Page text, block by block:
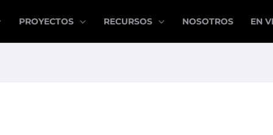
PROYECTOS RECURSOS NOSOTROS EN